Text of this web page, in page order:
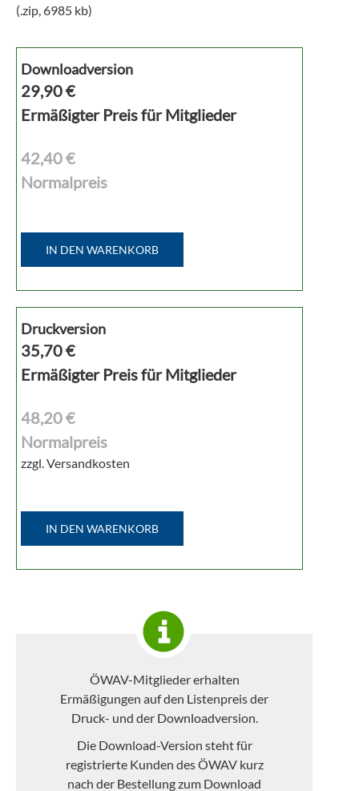
(.zip, 6985 kb)
Downloadversion
29,90€
Ermäßigter Preis für Mitglieder
42,40 €
Normalpreis
IN DEN WARENKORB
Druckversion
35,70€
Ermäßigter Preis für Mitglieder
48,20 €
Normalpreis
zzgl. Versandkosten
IN DEN WARENKORB
ÖWAV-Mitglieder erhalten
Ermäßigungen auf den Listenpreis der
Druck- und der Downloadversion.
Die Download-Version steht für
registrierte Kunden des ÖWAV kurz
nach der Bestellung zum Download